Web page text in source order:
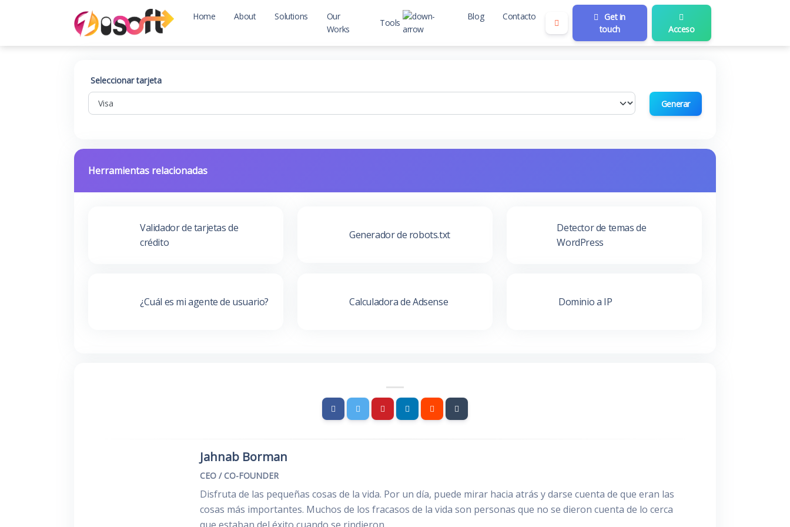
Home About Solutions
Our
Works
Tools
Blog Contacto
Get in
touch
Acceso
Seleccionar tarjeta
Generar
Herramientas relacionadas
Validador de tarjetas de
crédito
Generador de robots.txt
Detector de temas de
WordPress
¿Cuál es mi agente de usuario? Calculadora de Adsense Dominio a IP
Jahnab Borman
CEO / CO-FOUNDER
Disfruta de las pequeñas cosas de la vida. Por un día, puede mirar hacia atrás y darse cuenta de que eran las
cosas más importantes. Muchos de los fracasos de la vida son personas que no se dieron cuenta de lo cerca